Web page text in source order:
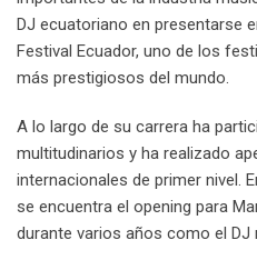
DJ ecuatoriano en presentarse
Festival Ecuador, uno de los
más prestigiosos del mundo.
A lo largo de su carrera ha
multitudinarios y ha realizado
internacionales de primer nivel.
se encuentra el opening para
durante varios años como el DJ